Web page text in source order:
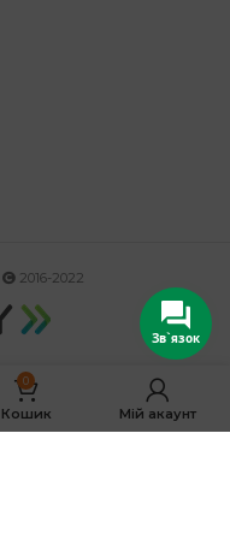
2016-2022
0
Кошик Мій акаунт
Зв`язок